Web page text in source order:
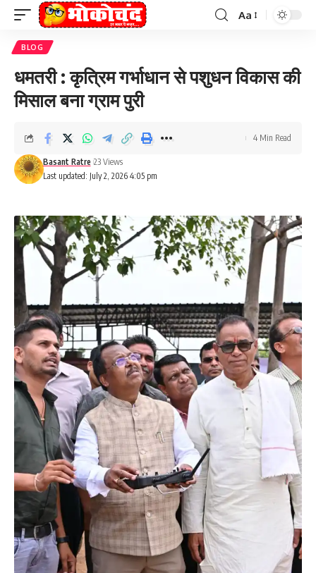
Font
Aa
BLOG
धमतरी : कृत्रिम गर्भाधान से पशुधन विकास की
मिसाल बना ग्राम पुरी
Last updated: July 2, 2026 4:05 pm
Basant Ratre 23 Views
4 Min Read